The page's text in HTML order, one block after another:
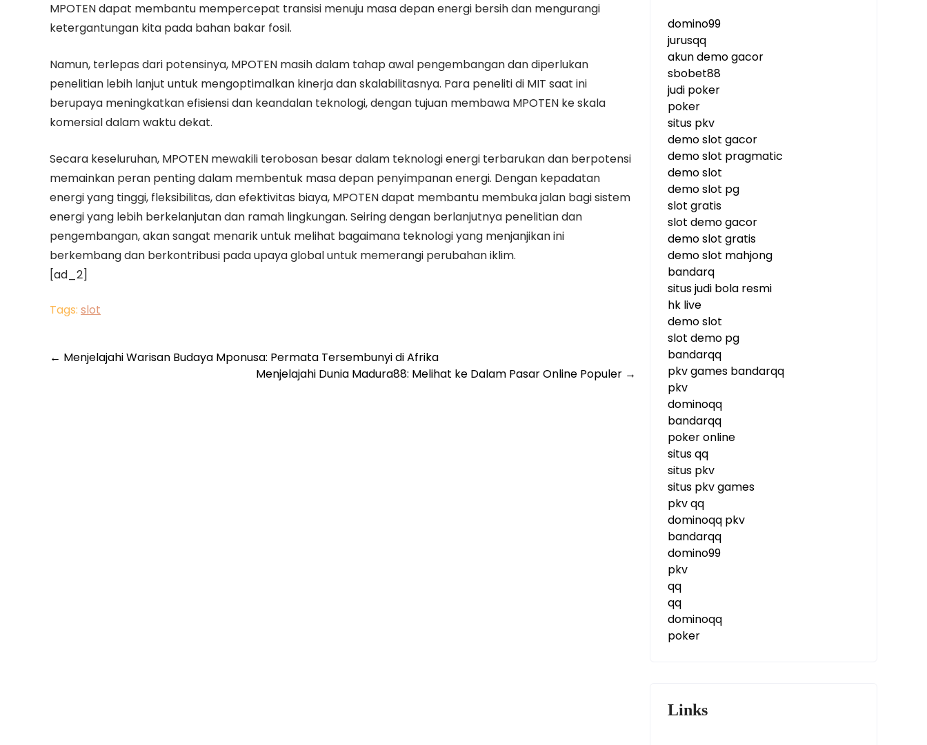
MPOTEN dapat membantu mempercepat transisi menuju masa depan energi bersih dan mengurangi
ketergantungan kita pada bahan bakar fosil.
Namun, terlepas dari potensinya, MPOTEN masih dalam tahap awal pengembangan dan diperlukan
penelitian lebih lanjut untuk mengoptimalkan kinerja dan skalabilitasnya. Para peneliti di MIT saat ini
berupaya meningkatkan efisiensi dan keandalan teknologi, dengan tujuan membawa MPOTEN ke skala
komersial dalam waktu dekat.
Secara keseluruhan, MPOTEN mewakili terobosan besar dalam teknologi energi terbarukan dan berpotensi
memainkan peran penting dalam membentuk masa depan penyimpanan energi. Dengan kepadatan
energi yang tinggi, fleksibilitas, dan efektivitas biaya, MPOTEN dapat membantu membuka jalan bagi sistem
energi yang lebih berkelanjutan dan ramah lingkungan. Seiring dengan berlanjutnya penelitian dan
pengembangan, akan sangat menarik untuk melihat bagaimana teknologi yang menjanjikan ini
berkembang dan berkontribusi pada upaya global untuk memerangi perubahan iklim.
[ad_2]
Tags: slot
Post
← Menjelajahi Warisan Budaya Mponusa: Permata Tersembunyi di Afrika
Menjelajahi Dunia Madura88: Melihat ke Dalam Pasar Online Populer →
domino99
jurusqq
akun demo gacor
sbobet88
judi poker
poker
situs pkv
demo slot gacor
demo slot pragmatic
demo slot
demo slot pg
slot gratis
slot demo gacor
demo slot gratis
demo slot mahjong
bandarq
situs judi bola resmi
hk live
demo slot
slot demo pg
bandarqq
pkv games bandarqq
pkv
dominoqq
bandarqq
poker online
situs qq
situs pkv
situs pkv games
pkv qq
dominoqq pkv
bandarqq
domino99
pkv
qq
qq
dominoqq
poker
Links